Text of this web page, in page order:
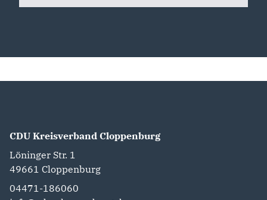
CDU Kreisverband Cloppenburg
Löninger Str. 1
49661 Cloppenburg
04471-186060